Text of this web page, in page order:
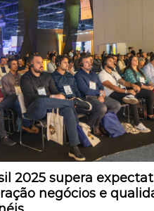
2025 supera
negócios e